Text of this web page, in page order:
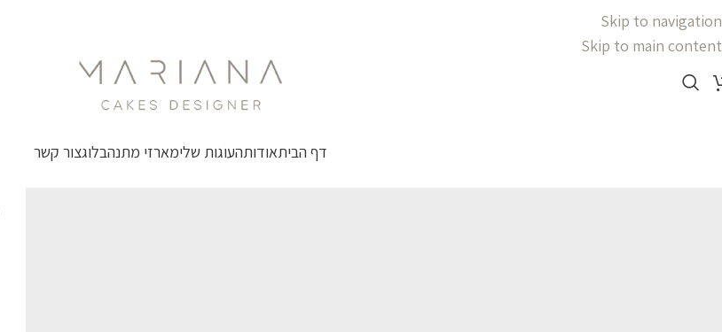
Skip to navigation
Skip to main content
דף הביתאודותהעוגות שלימארזי מתנהבלוגצור קשר